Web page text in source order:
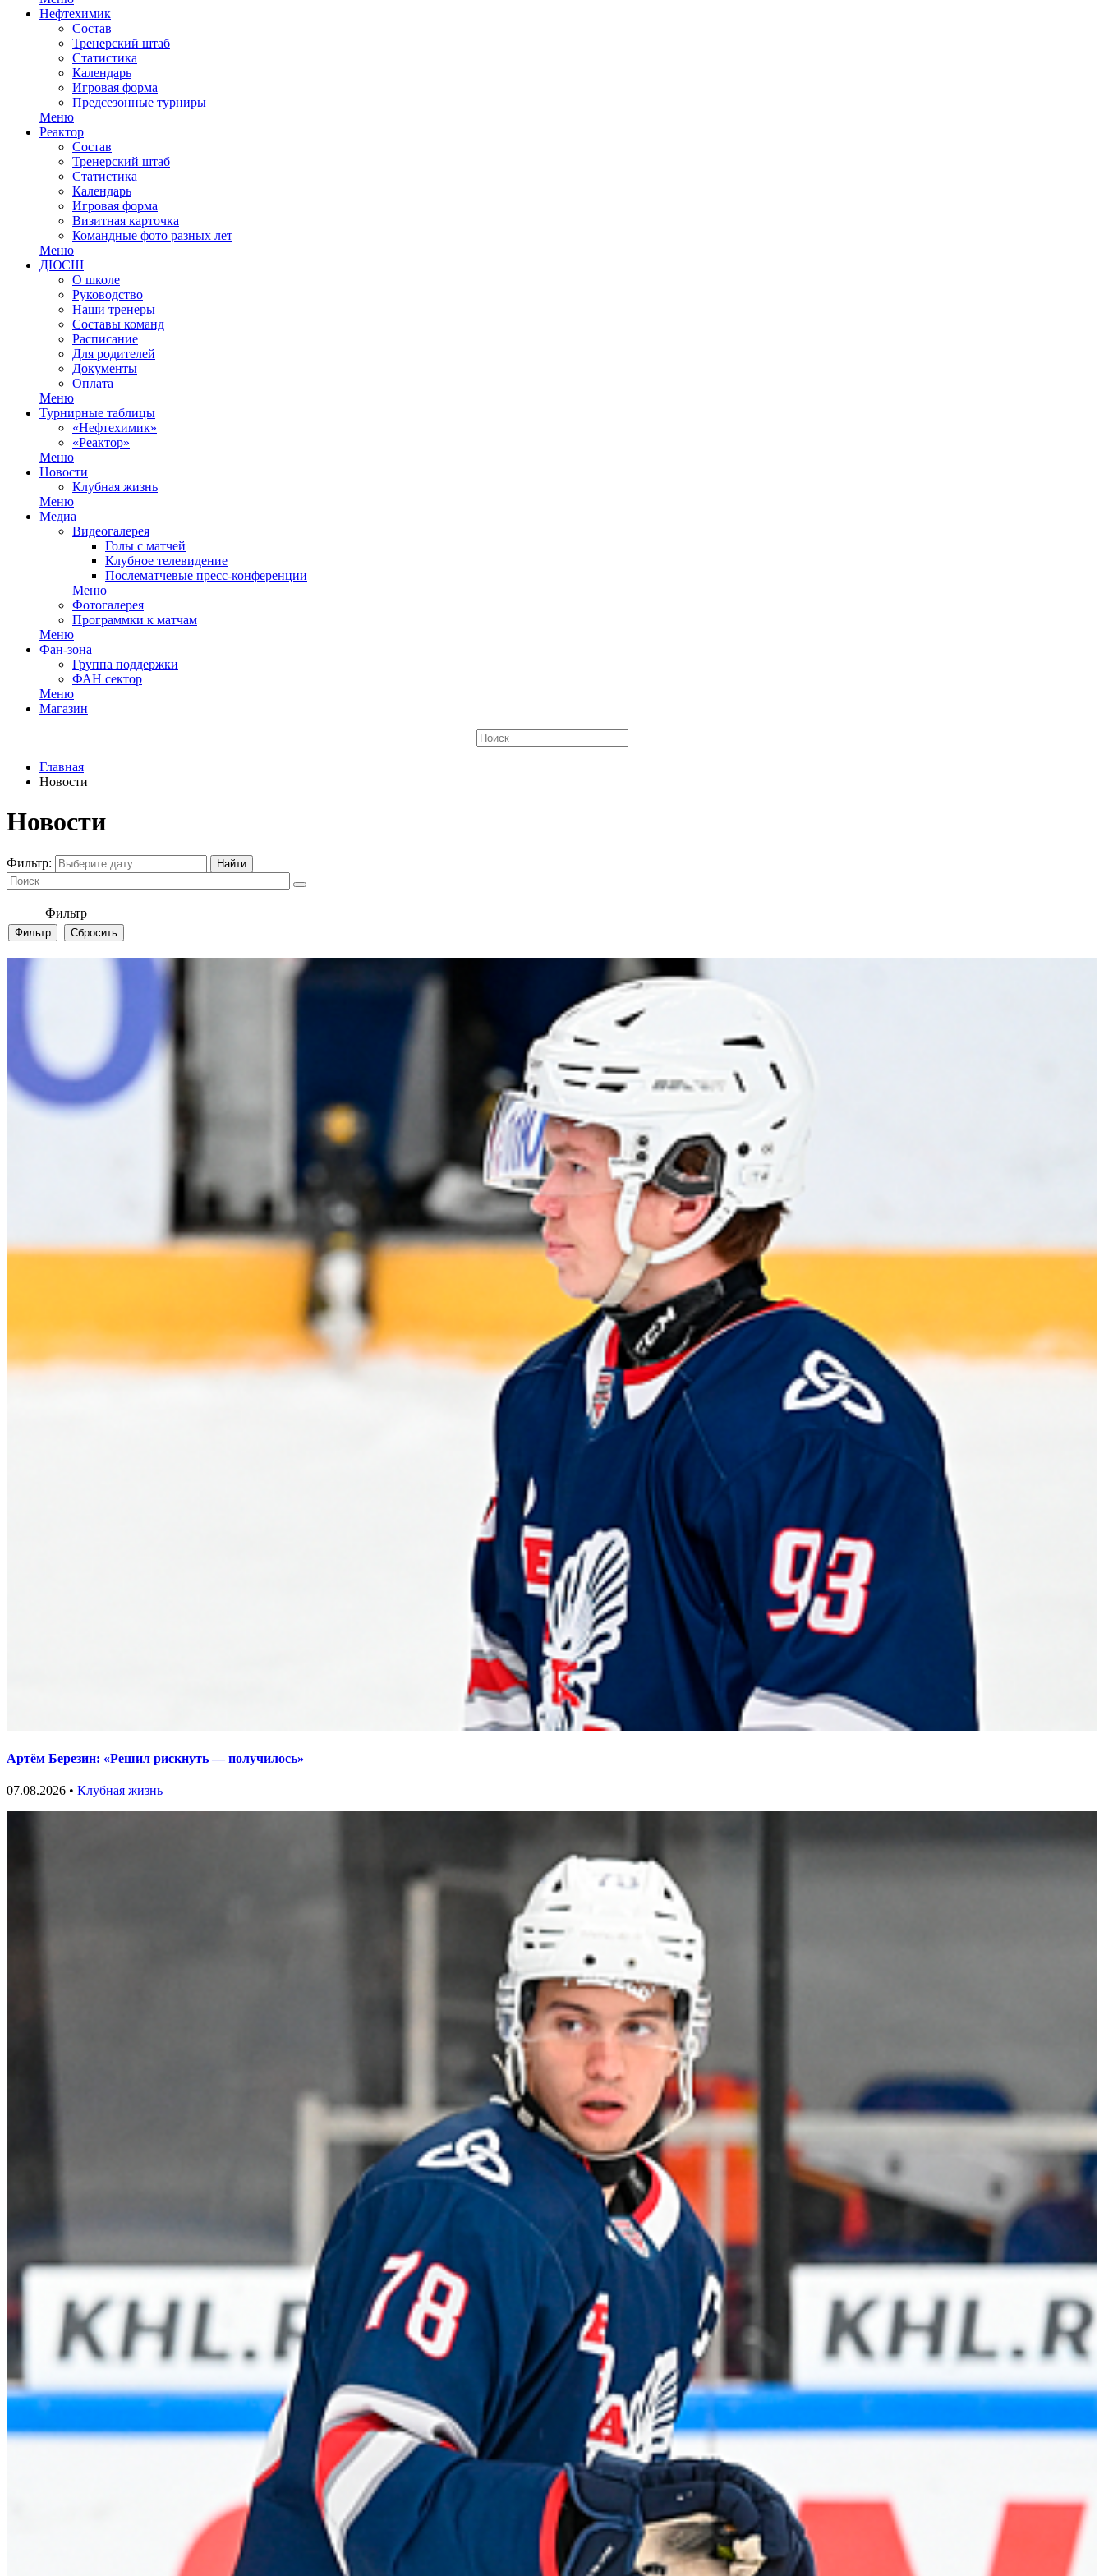
Нефтехимик
Состав
Тренерский штаб
Статистика
Календарь
Игровая форма
Предсезонные турниры
Меню
Реактор
Состав
Тренерский штаб
Статистика
Календарь
Игровая форма
Визитная карточка
Командные фото разных лет
Меню
ДЮСШ
О школе
Руководство
Наши тренеры
Составы команд
Расписание
Для родителей
Документы
Оплата
Меню
Турнирные таблицы
«Нефтехимик»
«Реактор»
Меню
Новости
Клубная жизнь
Меню
Медиа
Видеогалерея
Голы с матчей
Клубное телевидение
Послематчевые пресс-конференции
Меню
Фотогалерея
Программки к матчам
Меню
Фан-зона
Группа поддержки
ФАН сектор
Меню
Магазин
Главная
Новости
Новости
Фильтр:
Фильтр
Артём Березин: «Решил рискнуть — получилось»
07.08.2026 • Клубная жизнь